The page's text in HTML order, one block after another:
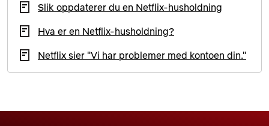
Slik oppdaterer du en Netflix-husholdning
Hva er en Netflix-husholdning?
Netflix sier "Vi har problemer med kontoen din."